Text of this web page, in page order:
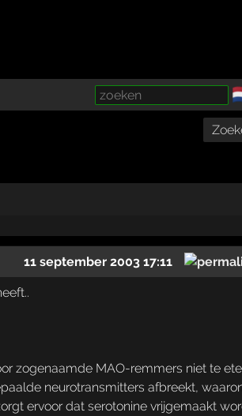
11 september 2003 17:11
zogenaamde MAO-remmers niet te
neurotransmitters afbreekt,
ervoor dat serotonine vrijgemaakt